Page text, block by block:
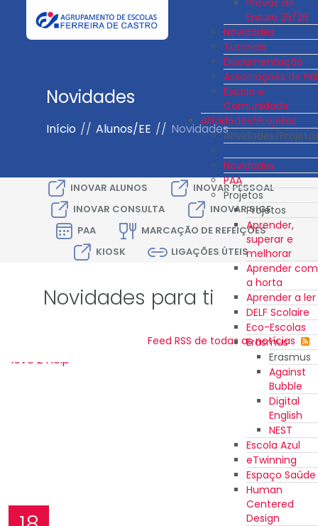
Ensaio 25/26
Novidades
Tutoriais
Documentação
Associações de
Escola e
Comunidade
Atividades/Projetos
Atividades/
Novidades
PAA
Projetos
Projetos
Aprender,
superar e
melhorar
Aprender com
a horta
Aprender a ler
DELF Scolaire
Eco-Escolas
Erasmus
Erasmus
Against
Bubble
Digital
English
NEST
Escola Azul
eTwinning
Espaço Saúde
Human
Centered
Design
Novidades
Início // Alunos/EE // Novidades
INOVAR ALUNOS
INOVAR PESSOAL
INOVAR CONSULTA
INOVAR SIGE
PAA
MARCAÇÃO DE REFEIÇÕES
KIOSK
LIGAÇÕES ÚTEIS
Novidades para ti
Feed RSS de todas as notícias